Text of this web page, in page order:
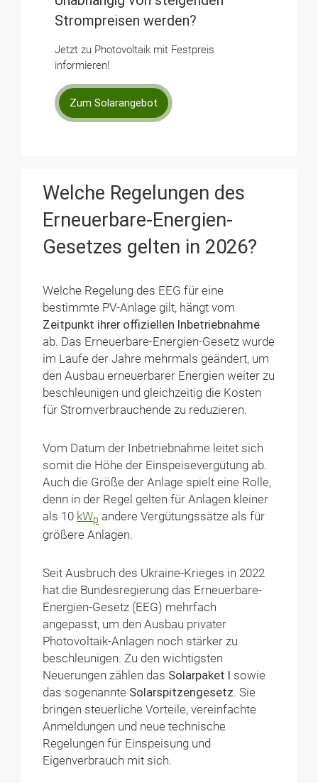
Strompreisen werden?
Jetzt zu Photovoltaik mit Festpreis
informieren!
Zum Solarangebot
Welche Regelungen des
Erneuerbare-Energien-
Gesetzes gelten in 2026?
Welche Regelung des EEG für eine
bestimmte PV-Anlage gilt, hängt vom
Zeitpunkt ihrer offiziellen Inbetriebnahme
ab. Das Erneuerbare-Energien-Gesetz wurde
im Laufe der Jahre mehrmals geändert, um
den Ausbau erneuerbarer Energien weiter zu
beschleunigen und gleichzeitig die Kosten
für Stromverbrauchende zu reduzieren.
Vom Datum der Inbetriebnahme leitet sich
somit die Höhe der Einspeisevergütung ab.
Auch die Größe der Anlage spielt eine Rolle,
denn in der Regel gelten für Anlagen kleiner
als 10 kWp andere Vergütungssätze als für
größere Anlagen.
Seit Ausbruch des Ukraine-Krieges in 2022
hat die Bundesregierung das Erneuerbare-
Energien-Gesetz (EEG) mehrfach
angepasst, um den Ausbau privater
Photovoltaik-Anlagen noch stärker zu
beschleunigen. Zu den wichtigsten
Neuerungen zählen das Solarpaket I
sowie
das sogenannte Solarspitzengesetz. Sie
bringen steuerliche Vorteile, vereinfachte
Anmeldungen und neue technische
Regelungen für Einspeisung und
Eigenverbrauch mit sich.